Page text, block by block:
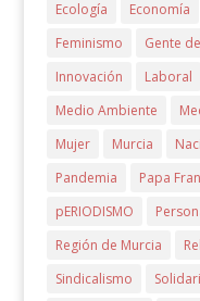
Ecología
Economía
Feminismo
Gente
Innovación
Laboral
Medio Ambiente
Mujer
Murcia
Pandemia
Papa
pERIODISMO
Región de Murcia
Sindicalismo